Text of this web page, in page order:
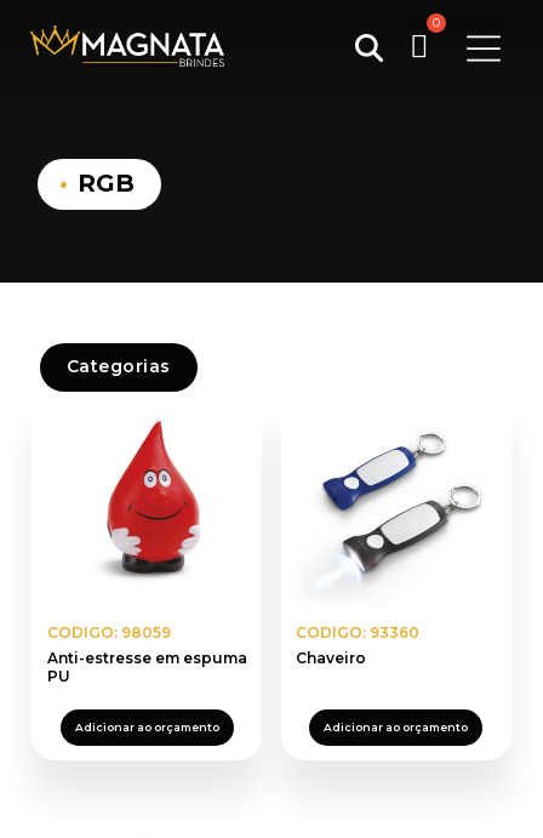
Pesquisar
RGB
Categorias
CODIGO: 98059
Anti-estresse em espuma
PU
Adicionar ao orçamento
CODIGO: 93360
Chaveiro
Adicionar ao orçamento